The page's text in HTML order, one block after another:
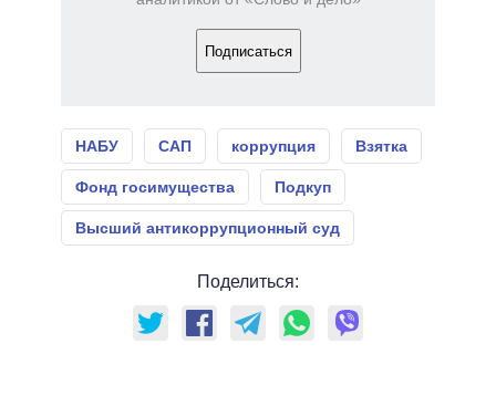
Подписаться
НАБУ САП коррупция Взятка
Фонд госимущества Подкуп
Высший антикоррупционный суд
Поделиться: